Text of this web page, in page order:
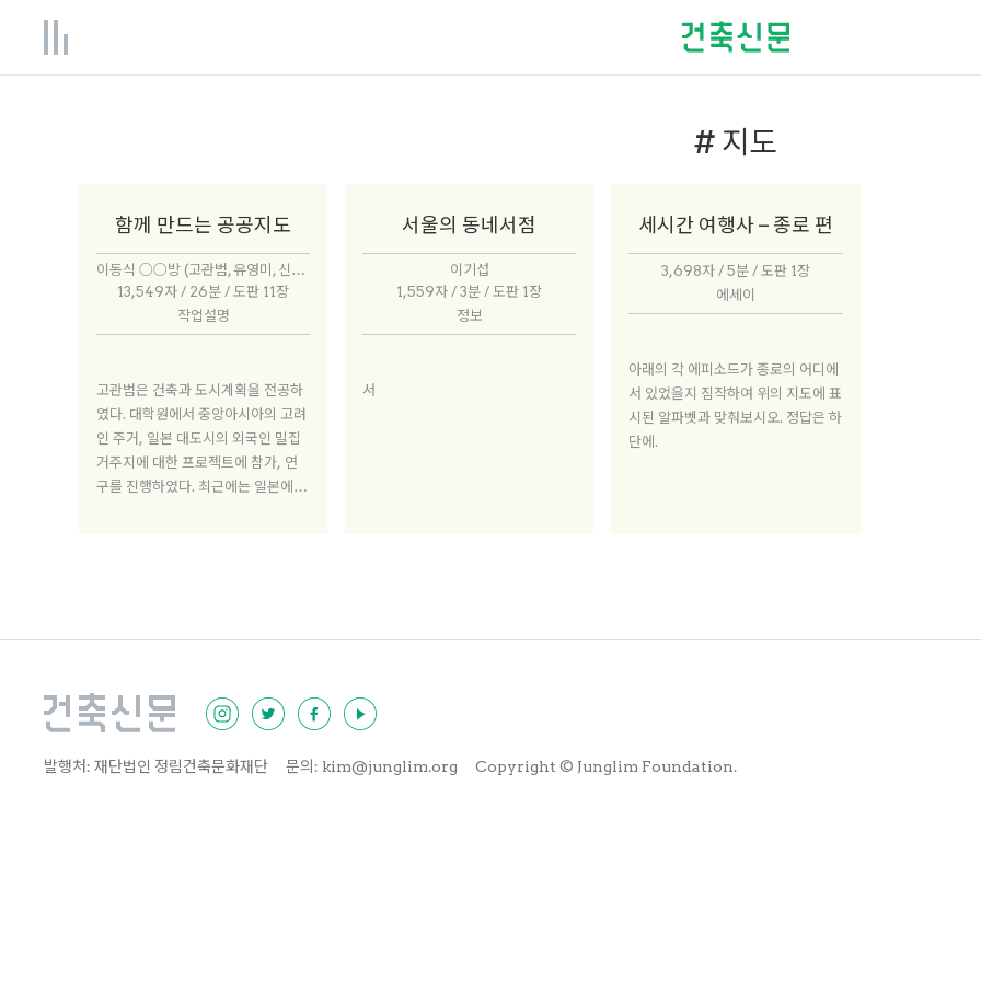
# 지도
함께 만드는 공공지도
이동식 ○○방 (고관범, 유영미, 신은혜, 최승우)
13,549자 / 26분 / 도판 11장
작업설명
고관범은 건축과 도시계획을 전공하
였다. 대학원에서 중앙아시아의 고려
인 주거, 일본 대도시의 외국인 밀집
거주지에 대한 프로젝트에 참가, 연
구를 진행하였다. 최근에는 일본에 거
서울의 동네서점
이기섭
1,559자 / 3분 / 도판 1장
정보
서
세시간 여행사 – 종로 편
3,698자 / 5분 / 도판 1장
에세이
아래의 각 에피소드가 종로의 어디에
서 있었을지 짐작하여 위의 지도에 표
시된 알파벳과 맞춰보시오. 정답은 하
단에.
발행처: 재단법인 정림건축문화재단 문의: kim@junglim.org Copyright © Junglim Foundation.